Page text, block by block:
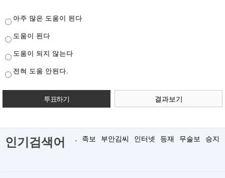
아주 많은 도움이 된다
도움이 된다
도움이 되지 않는다
전혀 도움 안된다.
결과보기
인기검색어 . 족보 부안김씨 인터넷 등재 무술보 승지